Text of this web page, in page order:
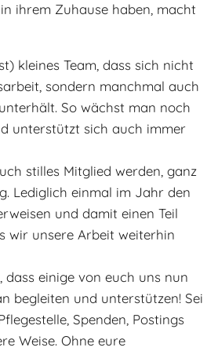
ihrem Zuhause haben, macht
kleines Team, dass sich nicht
sondern manchmal auch
So wächst man noch
unterstützt sich auch immer
stilles Mitglied werden, ganz
Lediglich einmal im Jahr den
und damit einen Teil
wir unsere Arbeit weiterhin
dass einige von euch uns nun
begleiten und unterstützen! Sei
Spenden, Postings
Weise. Ohne eure